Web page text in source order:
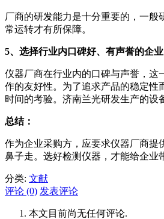
厂商的研发能力是十分重要的，一
常运转才有所保障。
5、选择行业内口碑好、有声誉的企业
仪器厂商在行业内的口碑与声誉，这
作的友好性。为了追求产品的稳定性
时间的考验。济南兰光研发生产的设
总结：
作为企业采购方，应要求仪器厂商提
鼻子走。选好检测仪器，才能给企业
分类: 文献
评论 (0) 发表评论
本文目前尚无任何评论.